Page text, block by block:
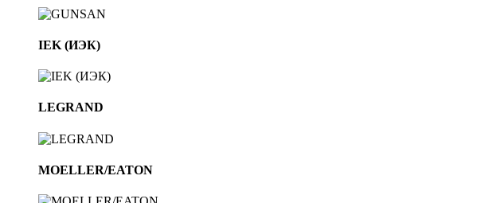
IEK (ИЭК)
LEGRAND
MOELLER/EATON